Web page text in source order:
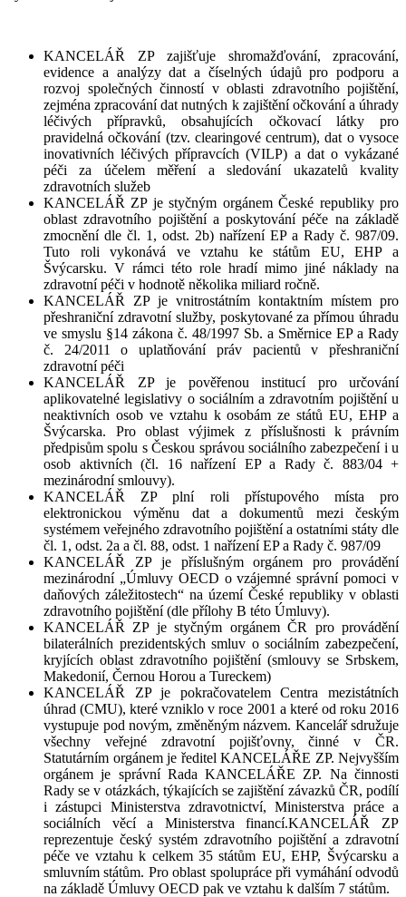
KANCELÁŘ ZP zajišťuje shromažďování, zpracování,
evidence a analýzy dat a číselných údajů pro podporu a
rozvoj společných činností v oblasti zdravotního pojištění,
zejména zpracování dat nutných k zajištění očkování a úhrady
léčivých přípravků, obsahujících očkovací látky pro
pravidelná očkování (tzv. clearingové centrum), dat o vysoce
inovativních léčivých přípravcích (VILP) a dat o vykázané
péči za účelem měření a sledování ukazatelů kvality
zdravotních služeb
KANCELÁŘ ZP je styčným orgánem České republiky pro
oblast zdravotního pojištění a poskytování péče na základě
zmocnění dle čl. 1, odst. 2b) nařízení EP a Rady č. 987/09.
Tuto roli vykonává ve vztahu ke státům EU, EHP a
Švýcarsku. V rámci této role hradí mimo jiné náklady na
zdravotní péči v hodnotě několika miliard ročně.
KANCELÁŘ ZP je vnitrostátním kontaktním místem pro
přeshraniční zdravotní služby, poskytované za přímou úhradu
ve smyslu §14 zákona č. 48/1997 Sb. a Směrnice EP a Rady
č. 24/2011 o uplatňování práv pacientů v přeshraniční
zdravotní péči
KANCELÁŘ ZP je pověřenou institucí pro určování
aplikovatelné legislativy o sociálním a zdravotním pojištění u
neaktivních osob ve vztahu k osobám ze států EU, EHP a
Švýcarska. Pro oblast výjimek z příslušnosti k právním
předpisům spolu s Českou správou sociálního zabezpečení i u
osob aktivních (čl. 16 nařízení EP a Rady č. 883/04 +
mezinárodní smlouvy).
KANCELÁŘ ZP plní roli přístupového místa pro
elektronickou výměnu dat a dokumentů mezi českým
systémem veřejného zdravotního pojištění a ostatními státy dle
čl. 1, odst. 2a a čl. 88, odst. 1 nařízení EP a Rady č. 987/09
KANCELÁŘ ZP je příslušným orgánem pro provádění
mezinárodní „Úmluvy OECD o vzájemné správní pomoci v
daňových záležitostech“ na území České republiky v oblasti
zdravotního pojištění (dle přílohy B této Úmluvy).
KANCELÁŘ ZP je styčným orgánem ČR pro provádění
bilaterálních prezidentských smluv o sociálním zabezpečení,
kryjících oblast zdravotního pojištění (smlouvy se Srbskem,
Makedonií, Černou Horou a Tureckem)
KANCELÁŘ ZP je pokračovatelem Centra mezistátních
úhrad (CMU), které vzniklo v roce 2001 a které od roku 2016
vystupuje pod novým, změněným názvem. Kancelář sdružuje
všechny veřejné zdravotní pojišťovny, činné v ČR.
Statutárním orgánem je ředitel KANCELÁŘE ZP. Nejvyšším
orgánem je správní Rada KANCELÁŘE ZP. Na činnosti
Rady se v otázkách, týkajících se zajištění závazků ČR, podílí
i zástupci Ministerstva zdravotnictví, Ministerstva práce a
sociálních věcí a Ministerstva financí.KANCELÁŘ ZP
reprezentuje český systém zdravotního pojištění a zdravotní
péče ve vztahu k celkem 35 státům EU, EHP, Švýcarsku a
smluvním státům. Pro oblast spolupráce při vymáhání odvodů
na základě Úmluvy OECD pak ve vztahu k dalším 7 státům.